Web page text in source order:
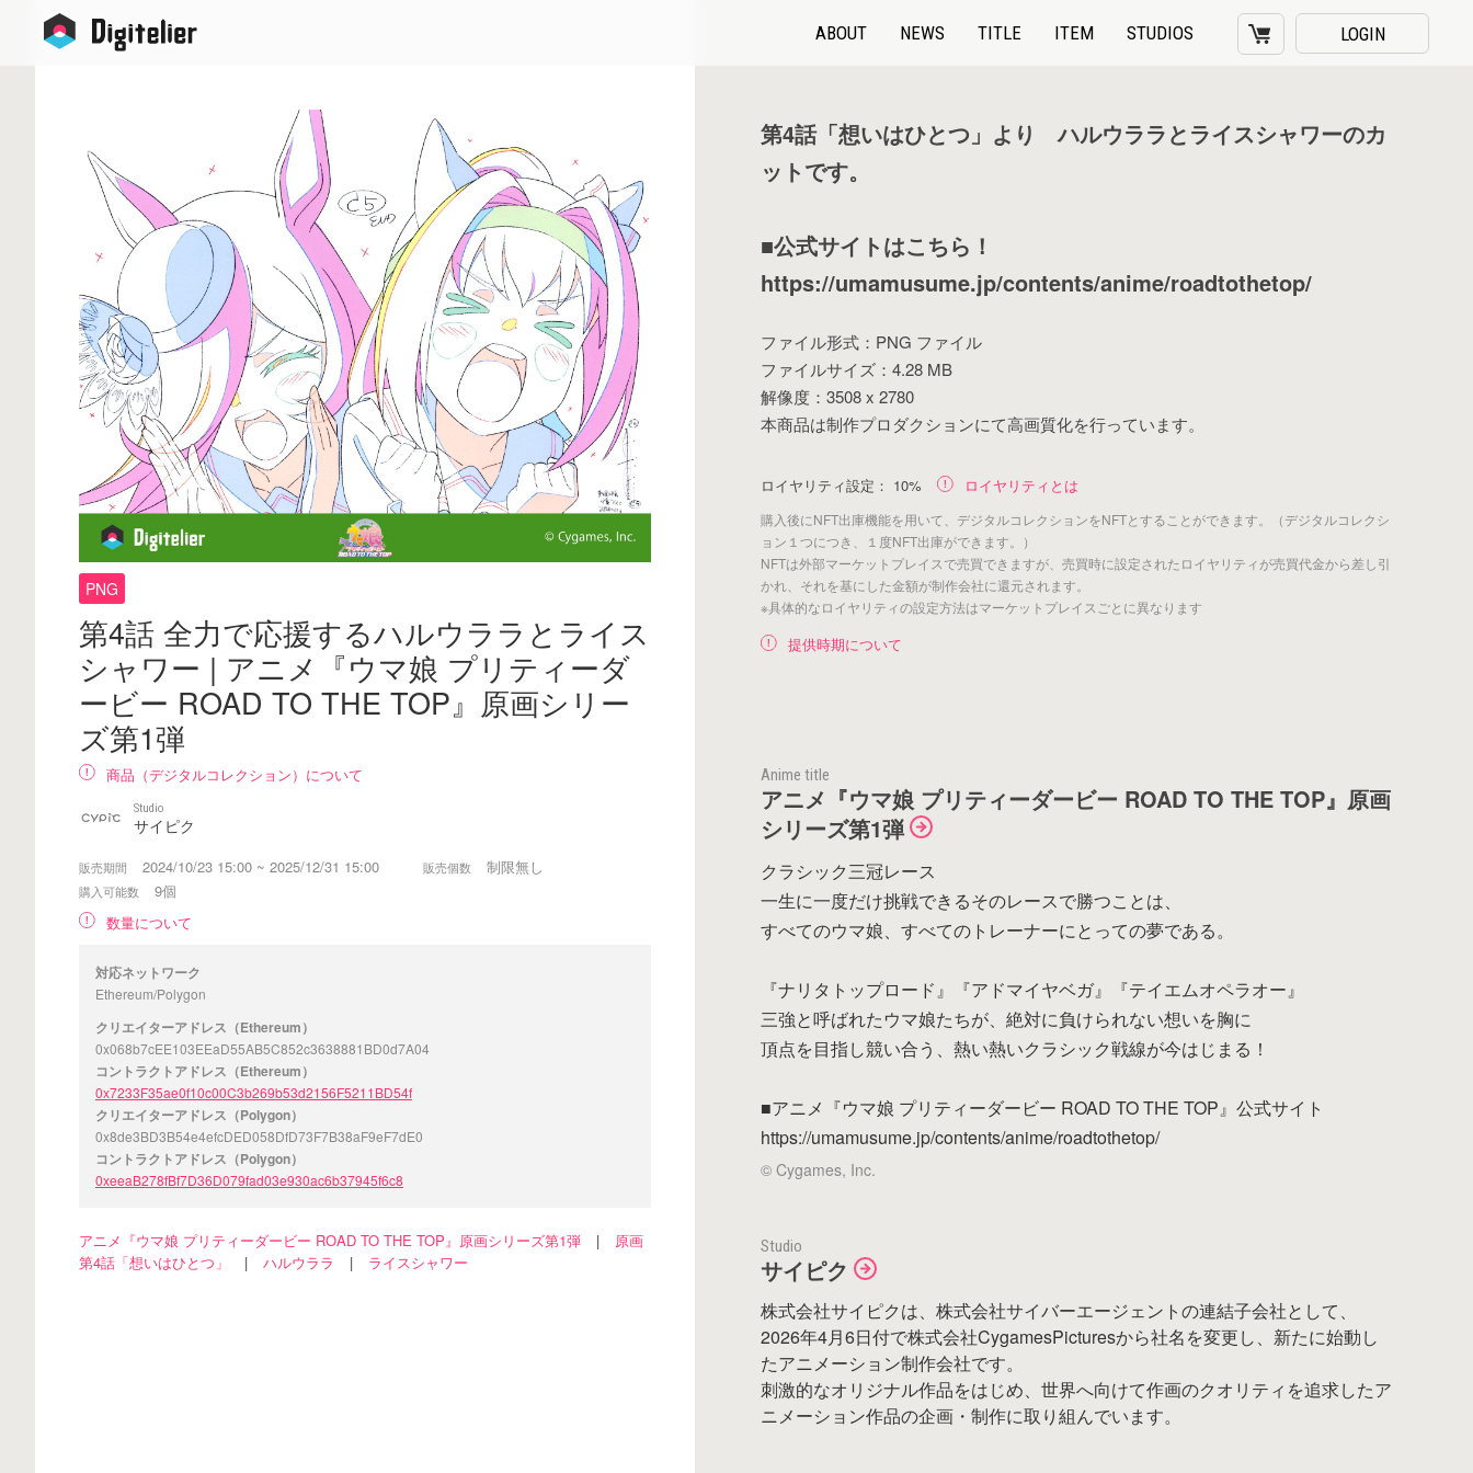
ABOUT NEWS TITLE ITEM STUDIOS LOGIN
アイテムがありません。
PNG
第4話 全力で応援するハルウララとライス
シャワー | アニメ『ウマ娘 プリティーダ
ービー ROAD TO THE TOP』原画シリー
ズ第1弾
商品（デジタルコレクション）について
Studio
サイピク
販売期間 2024/10/23 15:00 ~ 2025/12/31 15:00 販売個数 制限無し
購入可能数
9個
数量について
対応ネットワーク
Ethereum/Polygon
クリエイターアドレス（Ethereum）
0x068b7cEE103EEaD55AB5C852c3638881BD0d7A04
コントラクトアドレス（Ethereum）
0x7233F35ae0f10c00C3b269b53d2156F5211BD54f
クリエイターアドレス（Polygon）
0x8de3BD3B54e4efcDED058DfD73F7B38aF9eF7dE0
コントラクトアドレス（Polygon）
0xeeaB278fBf7D36D079fad03e930ac6b37945f6c8
アニメ『ウマ娘 プリティーダービー ROAD TO THE TOP』原画シリーズ第1弾 |
原画
第4話「想いはひとつ」
| ハルウララ | ライスシャワー
第4話「想いはひとつ」より ハルウララとライスシャワーのカ
ットです。
■公式サイトはこちら！
https://umamusume.jp/contents/anime/roadtothetop/
ファイル形式：PNG ファイル
ファイルサイズ：4.28 MB
解像度：3508 x 2780
本商品は制作プロダクションにて高画質化を行っています。
ロイヤリティ設定： 10% ロイヤリティとは
購入後にNFT出庫機能を用いて、デジタルコレクションをNFTとすることができます。（デジタルコレクシ
ョン１つにつき、１度NFT出庫ができます。）
NFTは外部マーケットプレイスで売買できますが、売買時に設定されたロイヤリティが売買代金から差し引
かれ、それを基にした金額が制作会社に還元されます。
※具体的なロイヤリティの設定方法はマーケットプレイスごとに異なります
提供時期について
Anime title
アニメ『ウマ娘 プリティーダービー ROAD TO THE TOP』原画
シリーズ第1弾
クラシック三冠レース
一生に一度だけ挑戦できるそのレースで勝つことは、
すべてのウマ娘、すべてのトレーナーにとっての夢である。
『ナリタトップロード』『アドマイヤベガ』『テイエムオペラオー』
三強と呼ばれたウマ娘たちが、絶対に負けられない想いを胸に
頂点を目指し競い合う、熱い熱いクラシック戦線が今はじまる！
■アニメ『ウマ娘 プリティーダービー ROAD TO THE TOP』公式サイト
https://umamusume.jp/contents/anime/roadtothetop/
© Cygames, Inc.
Studio
サイピク
株式会社サイピクは、株式会社サイバーエージェントの連結子会社として、
2026年4月6日付で株式会社CygamesPicturesから社名を変更し、新たに始動し
たアニメーション制作会社です。
刺激的なオリジナル作品をはじめ、世界へ向けて作画のクオリティを追求したア
ニメーション作品の企画・制作に取り組んでいます。